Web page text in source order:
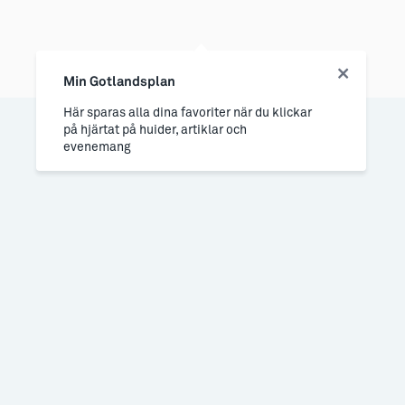
Min Gotlandsplan
Här sparas alla dina favoriter när du klickar
på hjärtat på huider, artiklar och
evenemang